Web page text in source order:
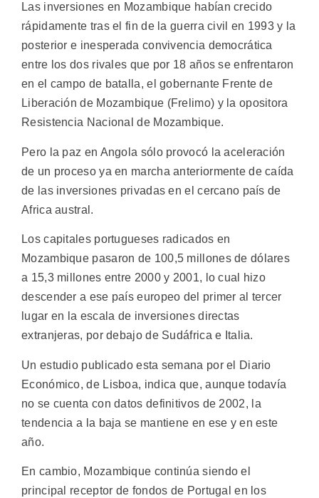
Las inversiones en Mozambique habían crecido
rápidamente tras el fin de la guerra civil en 1993 y la
posterior e inesperada convivencia democrática
entre los dos rivales que por 18 años se enfrentaron
en el campo de batalla, el gobernante Frente de
Liberación de Mozambique (Frelimo) y la opositora
Resistencia Nacional de Mozambique.
Pero la paz en Angola sólo provocó la aceleración
de un proceso ya en marcha anteriormente de caída
de las inversiones privadas en el cercano país de
Africa austral.
Los capitales portugueses radicados en
Mozambique pasaron de 100,5 millones de dólares
a 15,3 millones entre 2000 y 2001, lo cual hizo
descender a ese país europeo del primer al tercer
lugar en la escala de inversiones directas
extranjeras, por debajo de Sudáfrica e Italia.
Un estudio publicado esta semana por el Diario
Económico, de Lisboa, indica que, aunque todavía
no se cuenta con datos definitivos de 2002, la
tendencia a la baja se mantiene en ese y en este
año.
En cambio, Mozambique continúa siendo el
principal receptor de fondos de Portugal en los